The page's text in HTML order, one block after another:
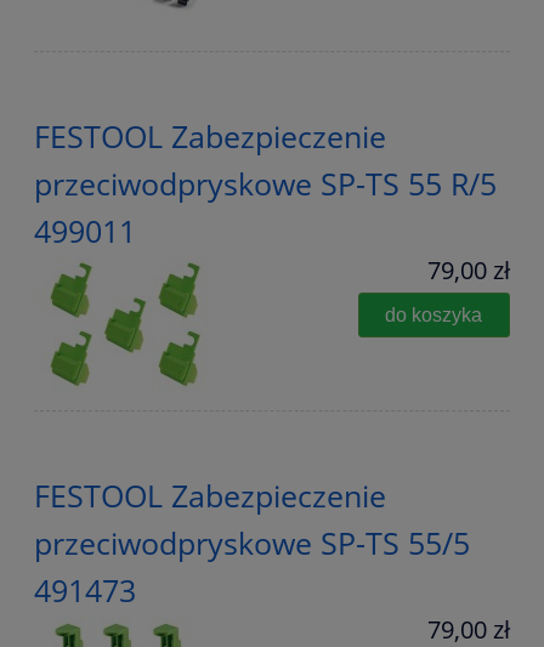
FESTOOL Zabezpieczenie
przeciwodpryskowe SP-TS 55 R/5
499011
79,00 zł
do koszyka
FESTOOL Zabezpieczenie
przeciwodpryskowe SP-TS 55/5
491473
79,00 zł